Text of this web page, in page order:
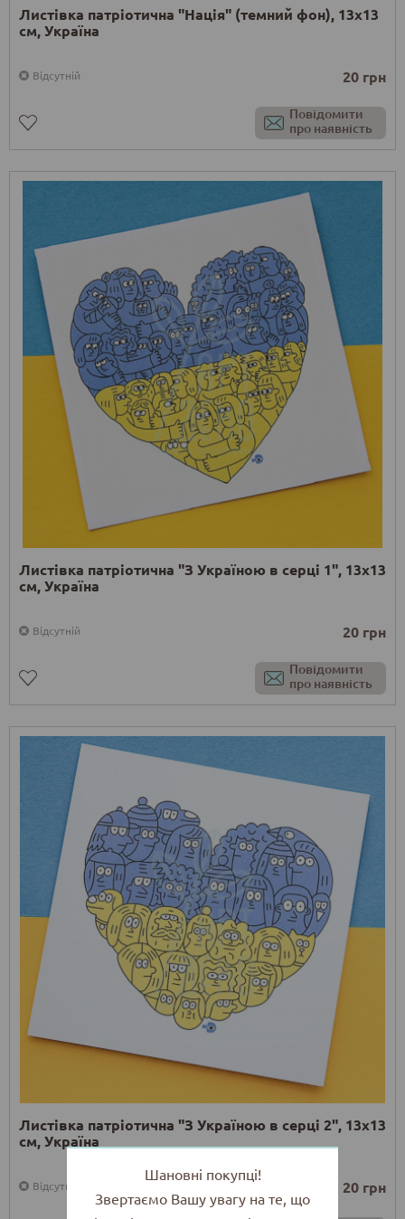
Листівка патріотична "Нація" (темний фон), 13х13
см, Україна
Відсутній 20 грн
Повідомити
про наявність
Листівка патріотична "З Україною в серці 1", 13х13
см, Україна
Відсутній 20 грн
Повідомити
про наявність
Листівка патріотична "З Україною в серці 2", 13х13
см, Україна
Відсутній 20 грн
Шановні покупці!
Звертаємо Вашу увагу на те, що